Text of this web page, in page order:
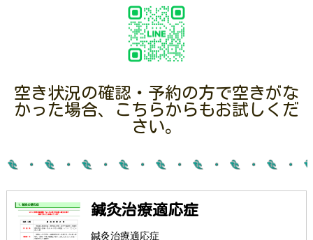
空き状況の確認・予約の方で空きがな
かった場合、こちらからもお試しくだ
さい。
鍼灸治療適応症
鍼灸治療適応症